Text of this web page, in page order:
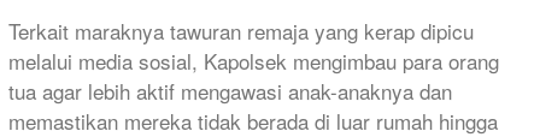
Terkait maraknya tawuran remaja yang kerap dipicu
melalui media sosial, Kapolsek mengimbau para orang
tua agar lebih aktif mengawasi anak-anaknya dan
memastikan mereka tidak berada di luar rumah hingga